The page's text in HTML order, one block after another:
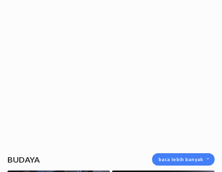
BUDAYA baca lebih banyak